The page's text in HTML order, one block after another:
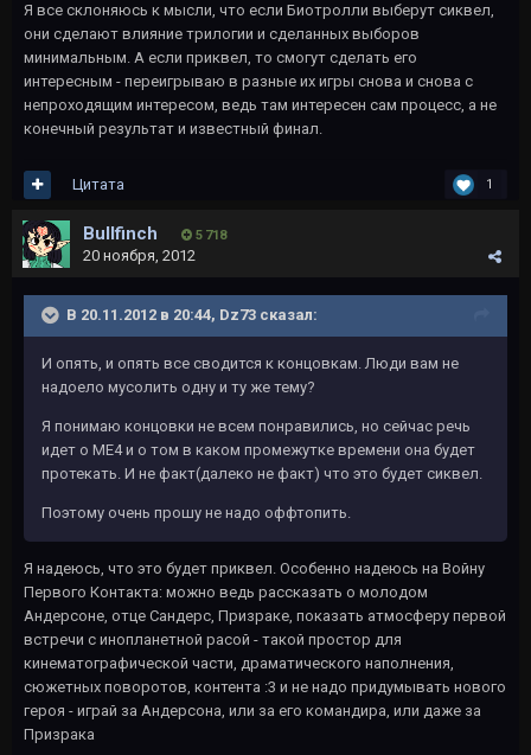
Я все склоняюсь к мысли, что если Биотролли выберут сиквел,
они сделают влияние трилогии и сделанных выборов
минимальным. А если приквел, то смогут сделать его
интересным - переигрываю в разные их игры снова и снова с
непроходящим интересом, ведь там интересен сам процесс, а не
конечный результат и известный финал.
1
Цитата
Bullfinch 5 718
20 ноября, 2012
В 20.11.2012 в 20:44, Dz73 сказал:
И опять, и опять все сводится к концовкам. Люди вам не
надоело мусолить одну и ту же тему?
Я понимаю концовки не всем понравились, но сейчас речь
идет о МЕ4 и о том в каком промежутке времени она будет
протекать. И не факт(далеко не факт) что это будет сиквел.
Поэтому очень прошу не надо оффтопить.
Я надеюсь, что это будет приквел. Особенно надеюсь на Войну
Первого Контакта: можно ведь рассказать о молодом
Андерсоне, отце Сандерс, Призраке, показать атмосферу первой
встречи с инопланетной расой - такой простор для
кинематографической части, драматического наполнения,
сюжетных поворотов, контента :3 и не надо придумывать нового
героя - играй за Андерсона, или за его командира, или даже за
Призрака